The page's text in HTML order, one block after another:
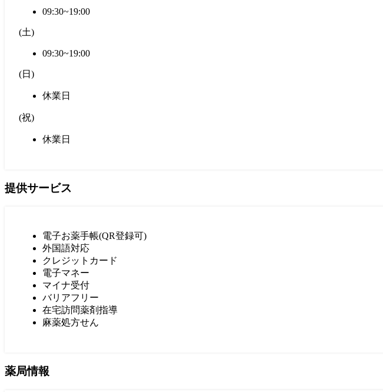
09:30~19:00
(土)
09:30~19:00
(日 )
休業日
(祝)
休業日
提供サービス
電子お薬手帳(QR登録可)
外国語対応
クレジットカード
電子マネー
マイナ受付
バリアフリー
在宅訪問薬剤指導
麻薬処方せん
薬局情報